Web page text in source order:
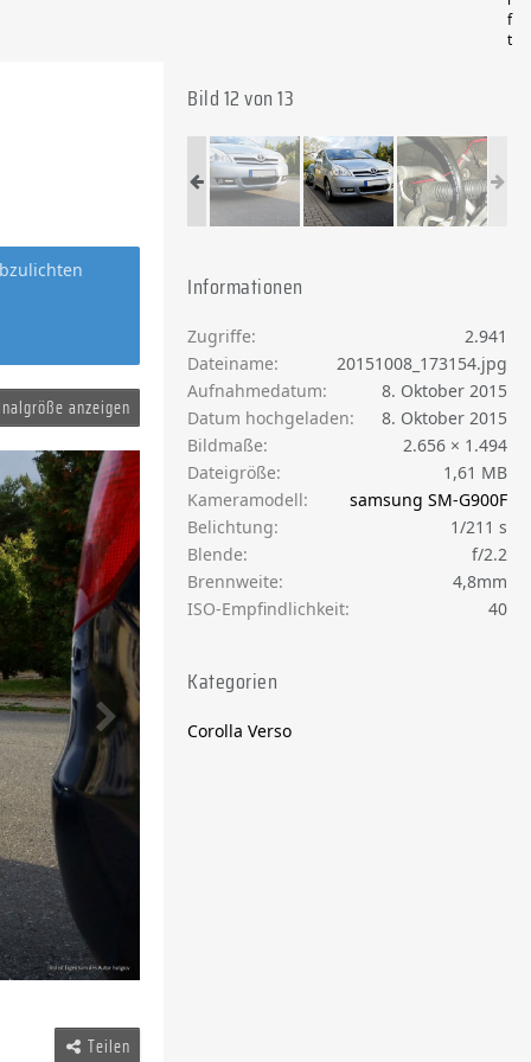
f
t
anzeigen
Teilen
Bild 12 von 13
Informationen
Zugriffe
2.941
Dateiname
20151008_173154.jpg
Aufnahmedatum
8. Oktober 2015
Datum hochgeladen
8. Oktober 2015
Bildmaße
2.656 × 1.494
Dateigröße
1,61 MB
Kameramodell
samsung SM-G900F
Belichtung
1/211 s
Blende
f/2.2
Brennweite
4,8mm
ISO-Empfindlichkeit
40
Kategorien
Corolla Verso